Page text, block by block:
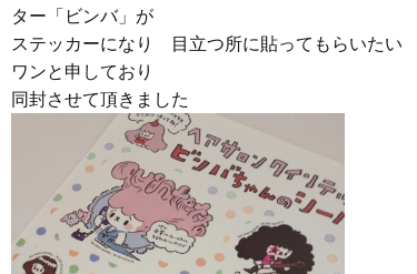
ター「ビンバ」が
ステッカーになり 目立つ所に貼ってもらいたい
ワンと申しており
同封させて頂きました